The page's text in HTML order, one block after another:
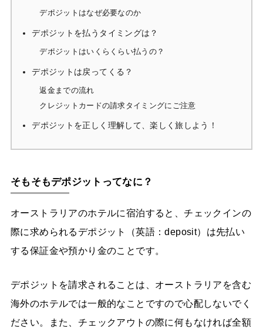
デポジットはなぜ必要なのか
デポジットを払うタイミングは？
デポジットはいくらくらい払うの？
デポジットは戻ってくる？
返金までの流れ
クレジットカードの請求タイミングにご注意
デポジットを正しく理解して、楽しく旅しよう！
そもそもデポジットってなに？
オーストラリアのホテルに宿泊すると、チェックインの
際に求められるデポジット（英語：deposit）は先払い
する保証金や預かり金のことです。
デポジットを請求されることは、オーストラリアを含む
海外のホテルでは一般的なことですので心配しないでく
ださい。また、チェックアウトの際に何もなければ全額